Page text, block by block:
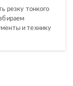
резку тонкого
и технику